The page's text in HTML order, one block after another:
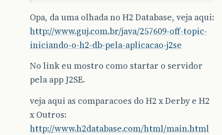
Opa, da uma olhada no H2 Database, veja aqui:
http://www.guj.com.br/java/257609-off-topic-
iniciando-o-h2-db-pela-aplicacao-j2se
No link eu mostro como startar o servidor
pela app J2SE.
veja aqui as comparacoes do H2 x Derby e H2
x Outros:
http://www.h2database.com/html/main.html